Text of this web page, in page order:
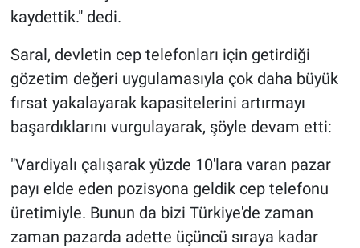
kaydettik." dedi.
Saral, devletin cep telefonları için getirdiği
gözetim değeri uygulamasıyla çok daha büyük
fırsat yakalayarak kapasitelerini artırmayı
başardıklarını vurgulayarak, şöyle devam etti:
"Vardiyalı çalışarak yüzde 10'lara varan pazar
payı elde eden pozisyona geldik cep telefonu
üretimiyle. Bunun da bizi Türkiye'de zaman
zaman pazarda adette üçüncü sıraya kadar